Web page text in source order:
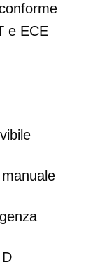
e ECE